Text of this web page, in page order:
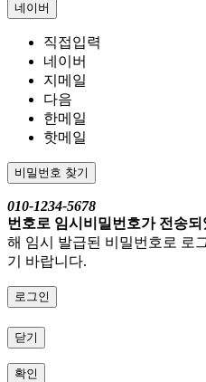
네이버
직접입력
네이버
지메일
다음
한메일
핫메일
비밀번호 찾기
010-1234-5678
번호로 임시비밀번호가 전송
해 임시 발급된 비밀번호로 로
기 바랍니다.
로그인
닫기
확인